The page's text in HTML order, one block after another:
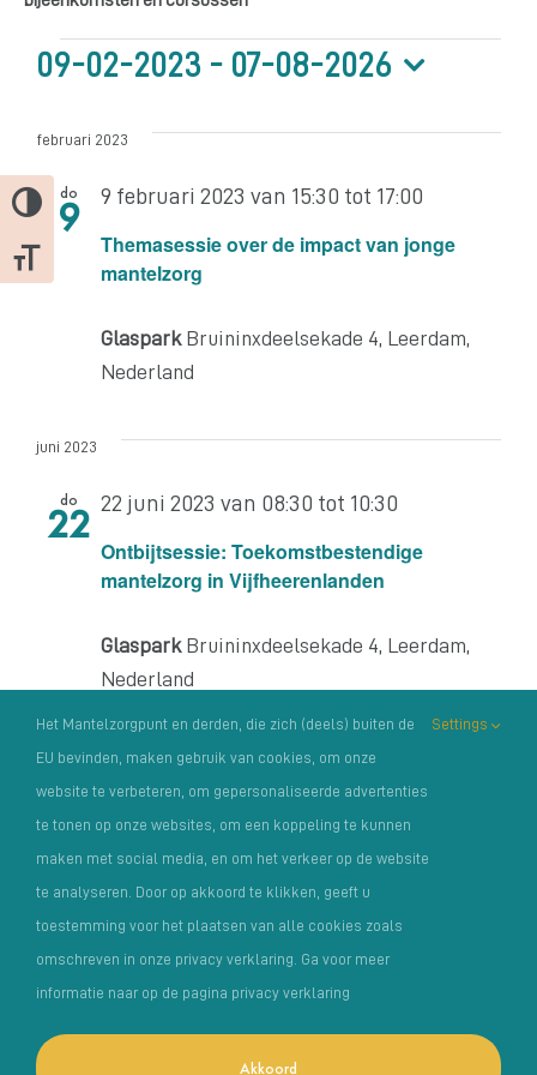
Keuze voor hoog contrast
Kies grootte van het lettertype
bijeenkomsten
en
cursussen
09-02-2023 - 07-08-2026
een
datum.
februari 2023
do
9
Themasessie over de impact van jonge
mantelzorg
9 februari 2023 van 15:30 tot 17:00
Glaspark Bruininxdeelsekade 4, Leerdam,
Nederland
juni 2023
do
22
Ontbijtsessie: Toekomstbestendige
mantelzorg in Vijfheerenlanden
22 juni 2023 van 08:30 tot 10:30
Glaspark Bruininxdeelsekade 4, Leerdam,
Nederland
Gratis
Photosolutions
en Angela Latumaerissa | Fiscaal nummer /
Het Mantelzorgpunt en derden, die zich (deels) buiten de
EU bevinden, maken gebruik van cookies, om onze
website te verbeteren, om gepersonaliseerde advertenties
te tonen op onze websites, om een koppeling te kunnen
maken met social media, en om het verkeer op de website
te analyseren. Door op akkoord te klikken, geeft u
toestemming voor het plaatsen van alle cookies zoals
omschreven in onze privacy verklaring. Ga voor meer
informatie naar op de pagina privacy verklaring
Settings
Akkoord